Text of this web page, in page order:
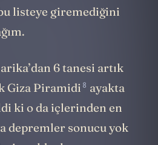
listeye giremediğini
6 tanesi artık
Giza Piramidi 8 ayakta
ki o da içlerinden en
depremler sonucu yok